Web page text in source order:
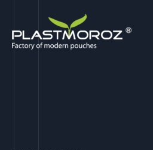
contenu